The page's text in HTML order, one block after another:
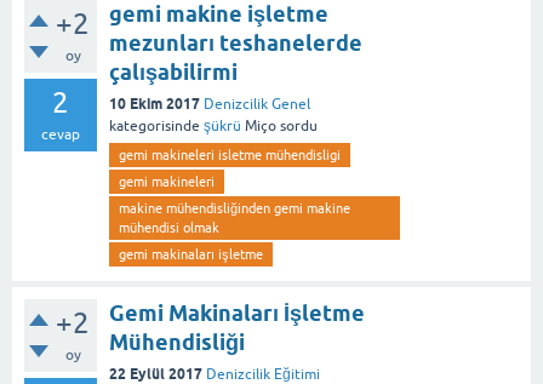
+2
oy
2
cevap
gemi makine işletme
mezunları teshanelerde
çalışabilirmi
10 Ekim 2017 Denizcilik Genel
kategorisinde şükrü Miço sordu
gemi makineleri isletme mühendisligi
gemi makineleri
makine mühendisliğinden gemi makine
mühendisi olmak
gemi makinaları işletme
+2
oy
Gemi Makinaları İşletme
Mühendisliği
22 Eylül 2017 Denizcilik Eğitimi